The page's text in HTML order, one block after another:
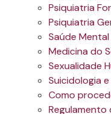
Psiquiatria
Psiquiatria
Saúde
Medicina do
Sexualidade
Suicidologia
Como
Regulamento